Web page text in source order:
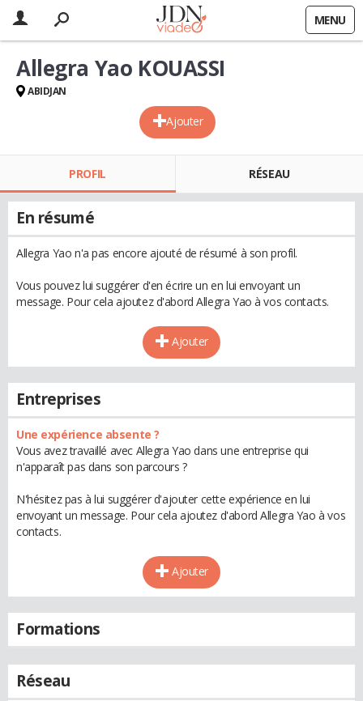
MENU
Ajouter
Allegra Yao KOUASSI
ABIDJAN
PROFIL RÉSEAU
En résumé
Allegra Yao n'a pas encore ajouté de résumé à son profil.
Vous pouvez lui suggérer d'en écrire un en lui envoyant un
message. Pour cela ajoutez d'abord Allegra Yao à vos contacts.
Ajouter
Entreprises
Une expérience absente ?
Vous avez travaillé avec Allegra Yao dans une entreprise qui
n'apparaît pas dans son parcours ?
N'hésitez pas à lui suggérer d'ajouter cette expérience en lui
envoyant un message. Pour cela ajoutez d'abord Allegra Yao à vos
contacts.
Ajouter
Formations
Réseau